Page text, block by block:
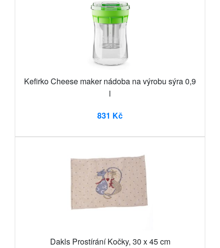
Kefirko Cheese maker nádoba na výrobu sýra 0,9
l
831 Kč
Dakls Prostírání Kočky, 30 x 45 cm